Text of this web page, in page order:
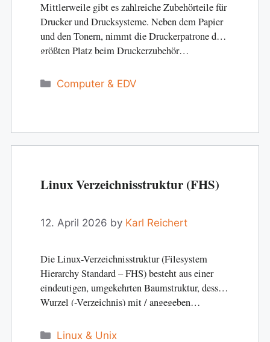
Mittlerweile gibt es zahlreiche Zubehörteile für
Drucker und Drucksysteme. Neben dem Papier
und den Tonern, nimmt die Druckerpatrone den
größten Platz beim Druckerzubehör…
Categories
Computer & EDV
Linux Verzeichnisstruktur (FHS)
12. April 2026 by Karl Reichert
Die Linux-Verzeichnisstruktur (Filesystem
Hierarchy Standard – FHS) besteht aus einer
eindeutigen, umgekehrten Baumstruktur, dessen
Wurzel (-Verzeichnis) mit / angegeben…
Categories
Linux & Unix